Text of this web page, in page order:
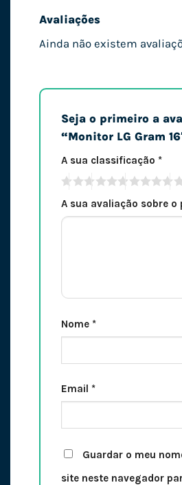
Avaliações
Ainda não existem
Seja o primeiro a
“Monitor LG Gram
A sua classificação *
A sua avaliação sobre o
Nome *
Email *
Guardar o meu
site neste navegador